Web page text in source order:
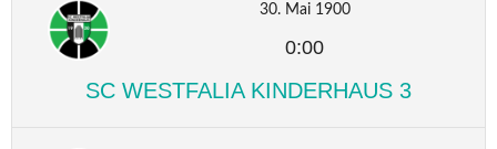
30. Mai 1900
0:00
SC WESTFALIA KINDERHAUS 3